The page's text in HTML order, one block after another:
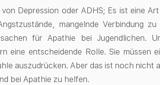
Depression oder ADHS; Es ist eine
mangelnde Verbindung
für Apathie bei Jugendlichen.
eine entscheidende Rolle. Sie müssen
auszudrücken. Aber das ist noch nicht
bei Apathie zu helfen.